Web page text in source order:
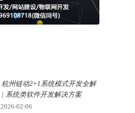
杭州链动2+1系统模式开发全解
| 系统类软件开发解决方案
2026-02-06